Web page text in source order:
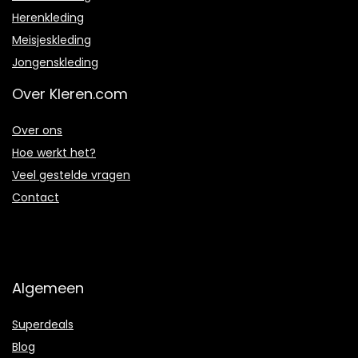
Herenkleding
Meisjeskleding
Jongenskleding
Over Kleren.com
Over ons
Hoe werkt het?
Veel gestelde vragen
Contact
Algemeen
Superdeals
Blog